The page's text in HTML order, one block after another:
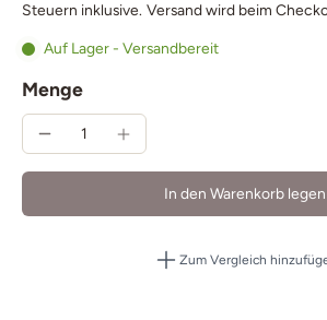
Steuern inklusive. Versandwird beim
Auf Lager - Versandbereit
Menge
In den Warenkorb legen
Zum Vergleich